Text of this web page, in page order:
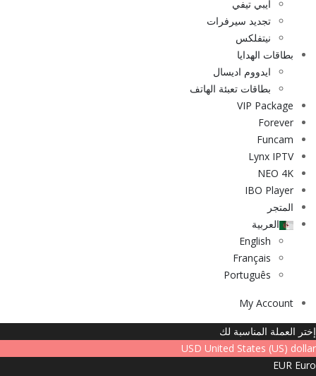
أيبي تيفي
تجديد سيرفرات
نيتفلكس
بطاقات الهدايا
ايدووم اديسال
بطاقات تعبئة الهاتف
VIP Package
Forever
Funcam
Lynx IPTV
NEO 4K
IBO Player
المتجر
العربية
English
Français
Português
My Account
إختر العملة المناسبة لك
USD United States (US) dollar
EUR Euro